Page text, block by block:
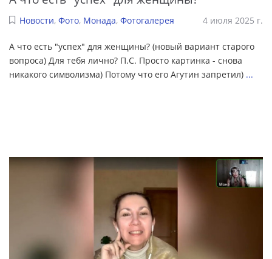
Новости, Фото, Монада, Фотогалерея 4 июля 2025 г.
А что есть "успех" для женщины? (новый вариант старого
вопроса) Для тебя лично? П.С. Просто картинка - снова
никакого символизма) Потому что его Агутин запретил) ...